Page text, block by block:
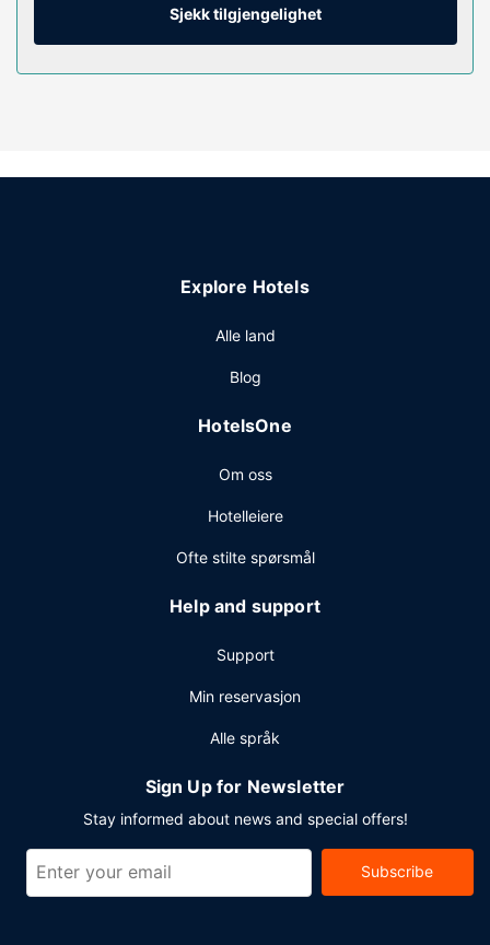
Fasiliteter på eiendommen
boblebad. Dette motellet har i tillegg wi-fi (inkludert),
Gjestene tilbys ubetjent parkering (inkludert) på stedet.
Sjekk tilgjengelighet
Explore Hotels
Alle land
Blog
HotelsOne
Om oss
Hotelleiere
Ofte stilte spørsmål
Help and support
Support
Min reservasjon
Alle språk
Sign Up for Newsletter
Stay informed about news and special offers!
Subscribe